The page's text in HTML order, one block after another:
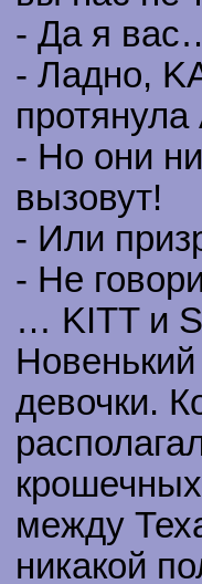
- Да я
- Ладно,
- Но они
вызовут!
- Или
- Не
… KITT и
девочки.
между
никакой